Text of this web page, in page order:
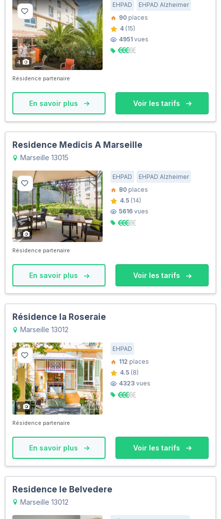
4
EHPAD
EHPAD Alzheimer
90 places
4 (15)
4951 vues
Résidence partenaire
En savoir plus Voir les tarifs
Residence Medicis A Marseille
Marseille 13015
5
EHPAD
EHPAD Alzheimer
80 places
4.5 (14)
5616 vues
Résidence partenaire
En savoir plus Voir les tarifs
Résidence la Roseraie
Marseille 13012
6
EHPAD
112 places
4.5 (8)
4323 vues
Résidence partenaire
En savoir plus Voir les tarifs
Residence le Belvedere
Marseille 13012